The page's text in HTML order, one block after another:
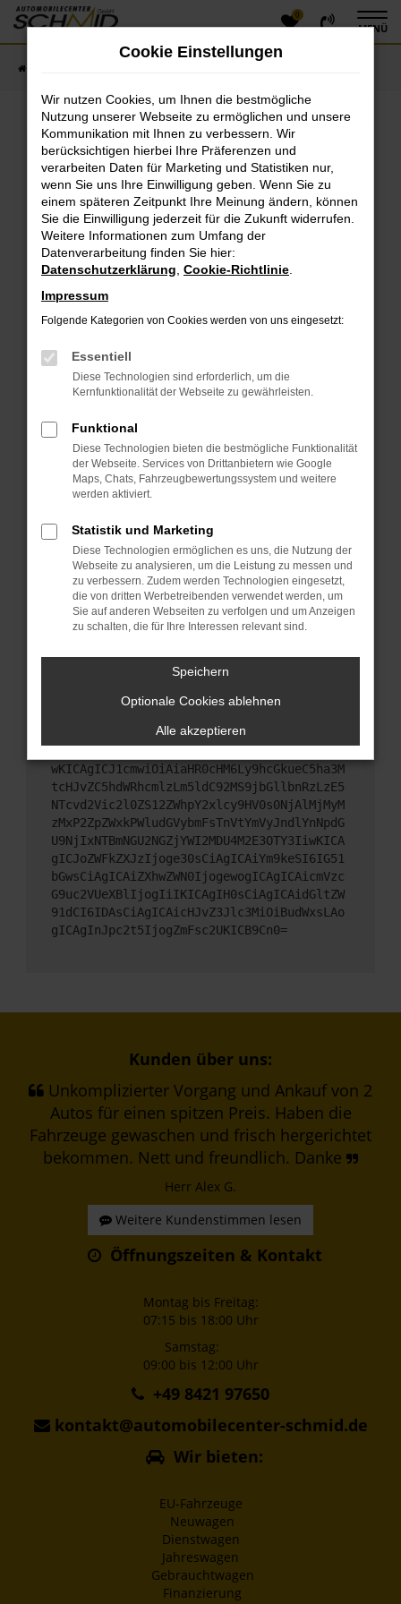
Zum
Hauptinhalt
0
MENÜ
Fehler: Network Error
Beim Laden ist ein Fehler aufgetreten.
Hier sind ein paar Tipps, die dir helfen können:
Überprüfe deine Firewall und deine
Internetverbindung.
Laden andere Webseiten, zum Beispiel deine
Suchmaschine?
Prüfe deine Browsererweiterungen.
das Laden bestimmter Seiten verhindern.
Funktioniert die Seite in einem anderen Browser
oder in einem privaten Fenster?
Das kann manchmal helfen, vorübergehende
Probleme zu beheben.
Stelle sicher, dass dein Browser und dein
Betriebssystem auf dem neuesten Stand sind.
Sicherheitsrisiko, sondern kann auch dazu führen,
dass bestimmte Funktionen nicht mehr
unterstützt werden.
Wende dich an den Webseitenbetreiber.
Wenn du alle oben genannten Schritte versucht
hast, kontaktiere uns bitte. Wir werden versuchen,
das Problem zu beheben. Du kannst uns diesen
Text schicken, um uns bei der Fehlersuche zu
unterstützen:
ewogICJuYW1lIjogIk5ldHdvcmtFcnJvciIsCiAgI
mNvbmZpZyI6IHsKICAgICJtZXRob2QiOiAiR0VUIi
wKICAgICJ1cmwiOiAiaHR0cHM6Ly9hcGkueC5ha3M
tcHJvZC5hdWRhcmlzLm5ldC92MS9jbGllbnRzLzE5
NTcvd2Vic2l0ZS12ZWhpY2xlcy9HV0s0NjAlMjMyM
zMxP2ZpZWxkPWludGVybmFsTnVtYmVyJndlYnNpdG
U9NjIxNTBmNGU2NGZjYWI2MDU4M2E3OTY3IiwKICA
gICJoZWFkZXJzIjoge30sCiAgICAiYm9keSI6IG51
bGwsCiAgICAiZXhwZWN0IjogewogICAgICAicmVzc
G9uc2VUeXBlIjogIiIKICAgIH0sCiAgICAidGltZW
91dCI6IDAsCiAgICAicHJvZ3Jlc3MiOiBudWxsLAo
gICAgInJpc2t5IjogZmFsc2UKICB9Cn0=
Kunden über uns:
Unkomplizierter Vorgang und Ankauf von 2
Autos für einen spitzen Preis. Haben die
Fahrzeuge gewaschen und frisch hergerichtet
bekommen. Nett und freundlich. Danke
Herr Alex G.
Weitere Kundenstimmen lesen
Öffnungszeiten & Kontakt
Montag bis Freitag:
07:15 bis 18:00 Uhr
Samstag:
09:00 bis 12:00 Uhr
+49 8421 97650
kontakt@automobilecenter-schmid.de
Wir bieten:
EU-Fahrzeuge
Neuwagen
Dienstwagen
Jahreswagen
Gebrauchtwagen
Finanzierung
Cookie Einstellungen
Wir nutzen Cookies, um Ihnen die bestmögliche
Nutzung unserer Webseite zu ermöglichen und unsere
Kommunikation mit Ihnen zu verbessern. Wir
berücksichtigen hierbei Ihre Präferenzen und
verarbeiten Daten für Marketing und Statistiken nur,
wenn Sie uns Ihre Einwilligung geben. Wenn Sie zu
einem späteren Zeitpunkt Ihre Meinung ändern, können
Sie die Einwilligung jederzeit für die Zukunft widerrufen.
Weitere Informationen zum Umfang der
Datenverarbeitung finden Sie hier:
Datenschutzerklärung Cookie-Richtlinie
Impressum
Folgende Kategorien von Cookies werden von uns eingesetzt:
Essentiell
Diese Technologien sind erforderlich, um die
Kernfunktionalität der Webseite zu gewährleisten.
Funktional
Diese Technologien bieten die bestmögliche Funktionalität
der Webseite. Services von Drittanbietern wie Google
Maps, Chats, Fahrzeugbewertungssystem und weitere
werden aktiviert.
Statistik und Marketing
Diese Technologien ermöglichen es uns, die Nutzung der
Webseite zu analysieren, um die Leistung zu messen und
zu verbessern. Zudem werden Technologien eingesetzt,
die von dritten Werbetreibenden verwendet werden, um
Sie auf anderen Webseiten zu verfolgen und um Anzeigen
zu schalten, die für Ihre Interessen relevant sind.
Speichern
Optionale Cookies ablehnen
Alle akzeptieren